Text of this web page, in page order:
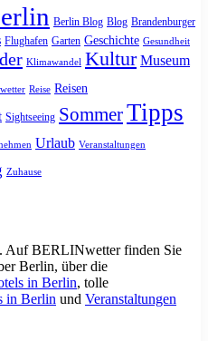
Berlin Blog Blog Brandenburger
Flughafen Garten Geschichte Gesundheit
Klimawandel Kultur Museum
Reise Reisen
Sightseeing SommerTipps
Urlaub Veranstaltungen
Zuhause
. Auf BERLINwetter finden Sie
Berlin, über die
in Berlin, tolle
in Berlin und Veranstaltungen